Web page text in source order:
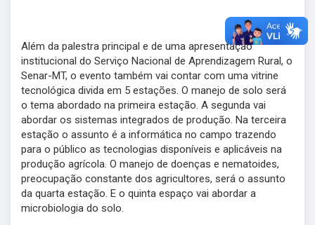
Além da palestra principal e de uma apresentação
institucional do Serviço Nacional de Aprendizagem Rural, o
Senar-MT, o evento também vai contar com uma vitrine
tecnológica divida em 5 estações. O manejo de solo será
o tema abordado na primeira estação. A segunda vai
abordar os sistemas integrados de produção. Na terceira
estação o assunto é a informática no campo trazendo
para o público as tecnologias disponíveis e aplicáveis na
produção agrícola. O manejo de doenças e nematoides,
preocupação constante dos agricultores, será o assunto
da quarta estação. E o quinta espaço vai abordar a
microbiologia do solo.